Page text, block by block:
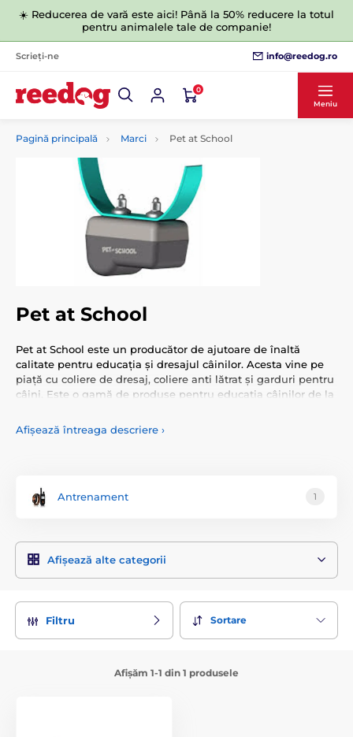
☀️ Reducerea de vară este aici! Până la 50% reducere la totul
pentru animalele tale de companie!
Scrieți-ne info@reedog.ro
0
Meniu
Pagină principală Marci Pet at School
Pet at School
Pet at School este un producător de ajutoare de înaltă
calitate pentru educația și dresajul câinilor. Acesta vine pe
piață cu coliere de dresaj, coliere anti lătrat și garduri pentru
câini. Este o gamă de produse pentru educația câinilor de la
Gardul electronic Pet at School
de corecții: vibrație, sunet sau puls.
Výcvikové obojky
Elektronické ohradníky
Afișează întreaga descriere ›
Antrenament 1
Afișează alte categorii
Filtru Sortare
Afișăm 1-1 din 1 produsele